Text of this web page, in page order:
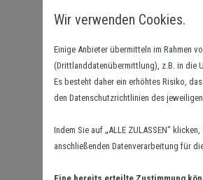
Wir verwenden Cookies.
Einige Anbieter übermitteln im Rahmen
(Drittlanddatenübermittlung), z.B. in die
Es besteht daher ein erhöhtes Risiko,
den Datenschutzrichtlinien des
Indem Sie auf „ALLE ZULASSEN"
anschließenden Datenverarbeitung für
Eine bereits erteilte Zustimmung